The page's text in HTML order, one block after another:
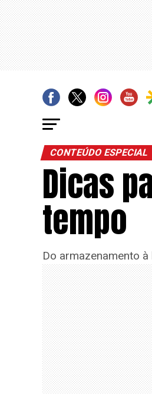
CONTEÚDO ESPECIAL
Dicas
tempo
Do armazenamento